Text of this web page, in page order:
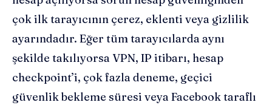
çok ilk tarayıcının çerez, eklenti veya gizlilik
ayarındadır. Eğer tüm tarayıcılarda aynı
şekilde takılıyorsa VPN, IP itibarı, hesap
checkpoint’i, çok fazla deneme, geçici
güvenlik bekleme süresi veya Facebook taraflı